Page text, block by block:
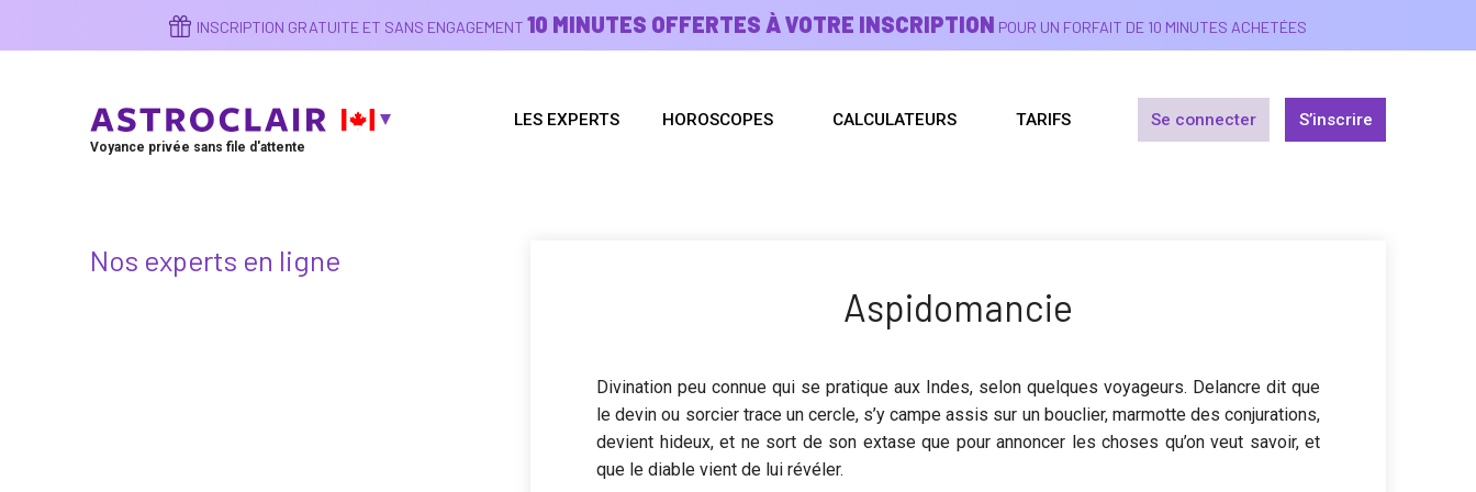
contenu
INSCRIPTION GRATUITE ET SANS ENGAGEMENT 10 MINUTES OFFERTES À VOTRE INSCRIPTION POUR UN FORFAIT DE 10 MINUTES ACHETÉES
Voyance privée sans file d'attente
LES EXPERTS HOROSCOPES CALCULATEURS TARIFS Se connecter S’inscrire
Aspidomancie
Divination peu connue qui se pratique aux Indes, selon quelques voyageurs. Delancre dit que
le devin ou sorcier trace un cercle, s’y campe assis sur un bouclier, marmotte des conjurations,
devient hideux, et ne sort de son extase que pour annoncer les choses qu’on veut savoir, et
que le diable vient de lui révéler.
Nos experts en ligne